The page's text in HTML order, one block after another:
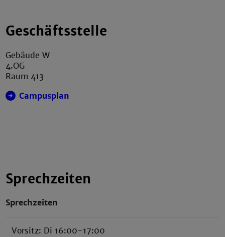
Geschäftsstelle
Gebäude W
4.OG
Raum 413
Campusplan
Sprechzeiten
Sprechzeiten
Vorsitz: Di 16:00-17:00